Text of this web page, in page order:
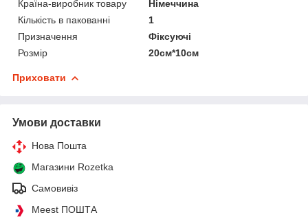
Країна-виробник товару
Німеччина
Кількість в пакованні
1
Призначення
Фіксуючі
Розмір
20см*10см
Приховати
Умови доставки
Нова Пошта
Магазини Rozetka
Самовивіз
Meest ПОШТА